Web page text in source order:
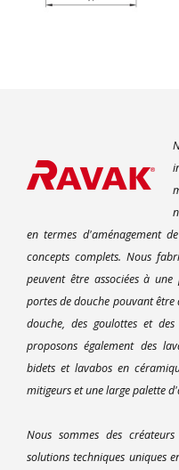
en termes d'aménagement
concepts complets. Nous
peuvent être associées à
portes de douche pouvant être
douche, des goulottes et
proposons également des
bidets et lavabos en
mitigeurs et une large palette
Nous sommes des
solutions techniques uniques